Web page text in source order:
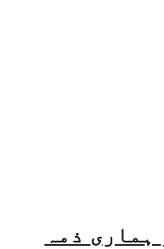
ذمہ